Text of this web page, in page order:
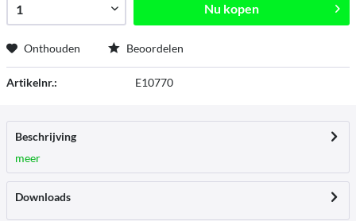
Nu kopen
Onthouden Beoordelen
Artikelnr.: E10770
Beschrijving
meer
Downloads